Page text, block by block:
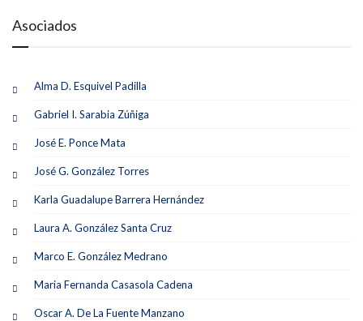
Asociados
Alma D. Esquivel Padilla
Gabriel I. Sarabia Zúñiga
José E. Ponce Mata
José G. González Torres
Karla Guadalupe Barrera Hernández
Laura A. González Santa Cruz
Marco E. González Medrano
Maria Fernanda Casasola Cadena
Oscar A. De La Fuente Manzano